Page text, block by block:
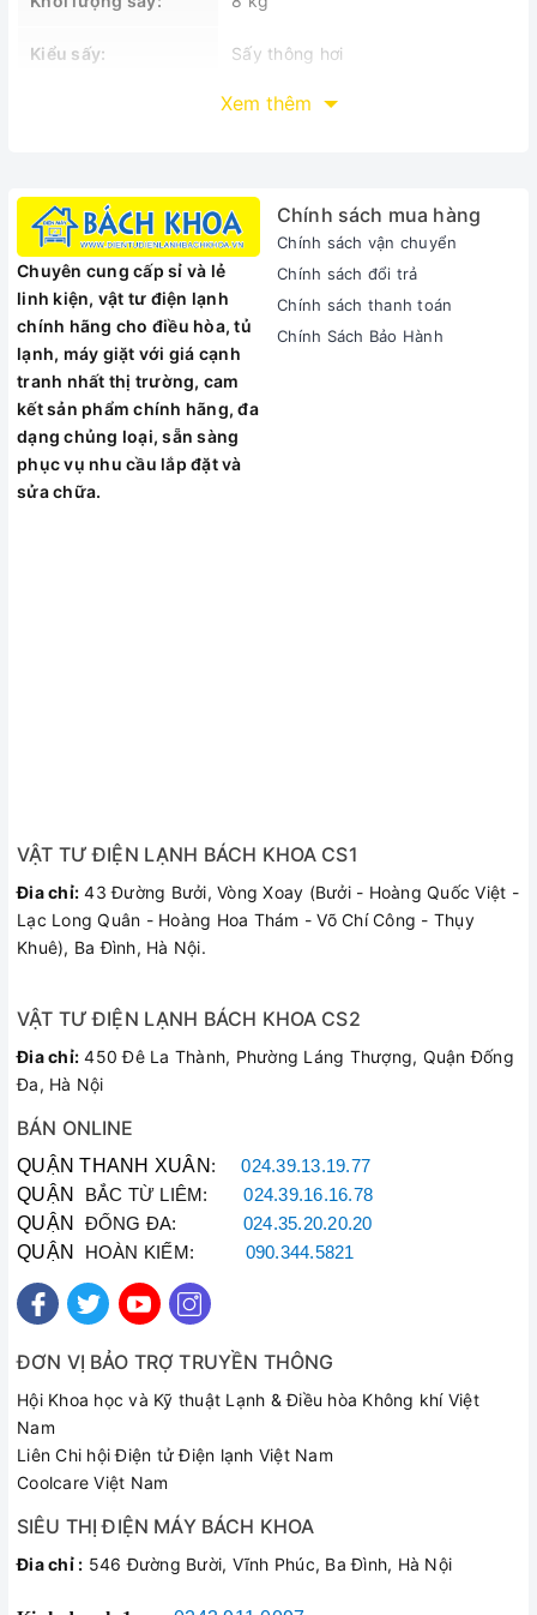
Kiểu sấy: Sấy thông hơi
Điện tử
Xem thêm
Chuyên cung cấp sỉ và lẻ
linh kiện, vật tư điện lạnh
chính hãng cho điều hòa, tủ
lạnh, máy giặt với giá cạnh
tranh nhất thị trường, cam
kết sản phẩm chính hãng, đa
dạng chủng loại, sẵn sàng
phục vụ nhu cầu lắp đặt và
sửa chữa.
Chính sách mua hàng
Chính sách vận chuyển
Chính sách đổi trả
Chính sách thanh toán
Chính Sách Bảo Hành
VẬT TƯ ĐIỆN LẠNH BÁCH KHOA CS1
Đia chỉ: 43 Đường Bưởi, Vòng Xoay (Bưởi - Hoàng Quốc Việt -
Lạc Long Quân - Hoàng Hoa Thám - Võ Chí Công - Thụy
Khuê), Ba Đình, Hà Nội.
VẬT TƯ ĐIỆN LẠNH BÁCH KHOA CS2
Đia chỉ: 450 Đê La Thành, Phường Láng Thượng, Quận Đống
Đa, Hà Nội
BÁN ONLINE
QUẬN THANH XUÂN :024.39.13.19.77
QUẬN BẮC TỪ LIÊM:024.39.16.16.78
QUẬN ĐỐNG ĐA: 024.35.20.20.20
QUẬN HOÀN KIẾM: 090.344.5821
ĐƠN VỊ BẢO TRỢ TRUYỀN THÔNG
Hội Khoa học và Kỹ thuật Lạnh & Điều hòa Không khí Việt
Nam
Liên Chi hội Điện tử Điện lạnh Việt Nam
Coolcare Việt Nam
SIÊU THỊ ĐIỆN MÁY BÁCH KHOA
Đia chỉ : 546 Đường Bười, Vĩnh Phúc, Ba Đình, Hà Nội